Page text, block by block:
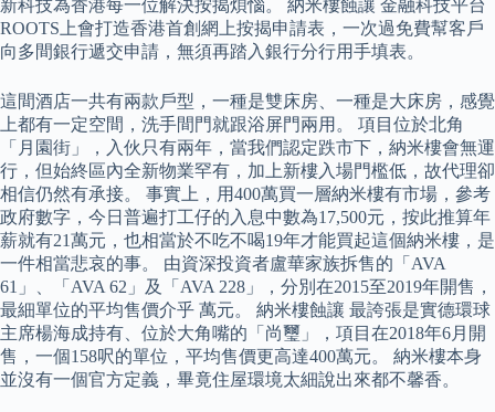
新科技為香港每一位解決按揭煩惱。 納米樓蝕讓 金融科技平台
ROOTS上會打造香港首創網上按揭申請表，一次過免費幫客戶
向多間銀行遞交申請，無須再踏入銀行分行用手填表。
這間酒店一共有兩款戶型，一種是雙床房、一種是大床房，感覺
上都有一定空間，洗手間門就跟浴屏門兩用。 項目位於北角
「月園街」，入伙只有兩年，當我們認定跌市下，納米樓會無運
行，但始終區內全新物業罕有，加上新樓入場門檻低，故代理卻
相信仍然有承接。 事實上，用400萬買一層納米樓有市場，參考
政府數字，今日普遍打工仔的入息中數為17,500元，按此推算年
薪就有21萬元，也相當於不吃不喝19年才能買起這個納米樓，是
一件相當悲哀的事。 由資深投資者盧華家族拆售的「AVA
61」、「AVA 62」及「AVA 228」，分別在2015至2019年開售，
最細單位的平均售價介乎 萬元。 納米樓蝕讓 最誇張是實德環球
主席楊海成持有、位於大角嘴的「尚璽」，項目在2018年6月開
售，一個158呎的單位，平均售價更高達400萬元。 納米樓本身
並沒有一個官方定義，畢竟住屋環境太細說出來都不馨香。